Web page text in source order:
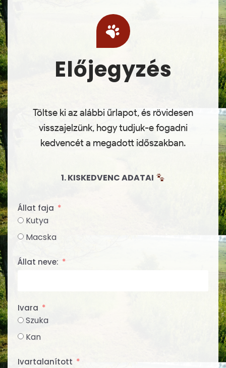
Előjegyzés
Töltse ki az alábbi űrlapot, és rövidesen
visszajelzünk, hogy tudjuk-e fogadni
kedvencét a megadott időszakban.
1. KISKEDVENC ADATAI
Állat faja
Kutya
Macska
Állat neve:
Ivara
Szuka
Kan
Ivartalanított